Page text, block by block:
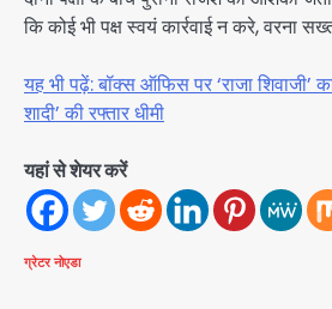
कि कोई भी पक्ष स्वयं कार्रवाई न करे, वरना
यह भी पढ़ें: बॉक्स ऑफिस पर ‘राजा शिवाजी’
शादी’ की रफ्तार धीमी
यहां से शेयर करें
ग्रेटर नोएडा